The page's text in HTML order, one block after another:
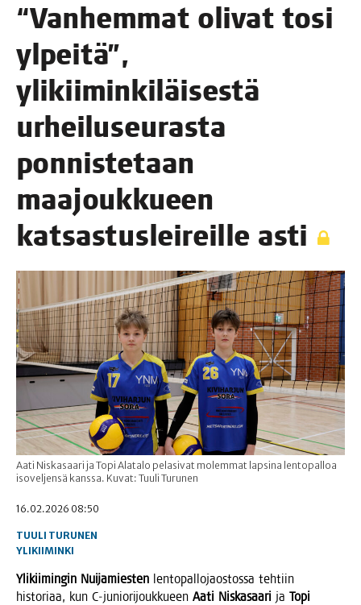
“Van­hem­mat oli­vat tosi
ylpei­tä”,
yli­kii­min­ki­läi­ses­tä
urhei­luseu­ras­ta
pon­nis­te­taan
maa­jouk­ku­een
kat­sas­tus­lei­reil­le asti
Aati Niskasaari ja Topi Alatalo pelasivat molemmat lapsina lentopalloa
isoveljensä kanssa. Kuvat: Tuuli Turunen
16.02.2026 08:50
TUULI TURUNEN
YLIKIIMINKI
Yli­kii­min­gin Nui­ja­mies­ten len­to­pal­lo­jaos­tos­sa teh­tiin
his­to­ri­aa, kun C‑juniorijoukkueen Aati Nis­ka­saa­ri ja Topi